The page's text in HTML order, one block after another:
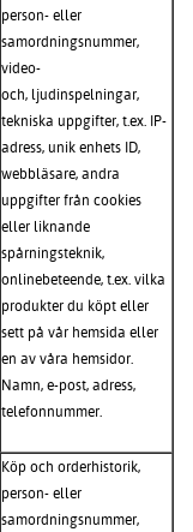
person- eller
samordningsnummer,
video-
och, ljudinspelningar,
tekniska uppgifter, t.ex. IP-
adress, unik enhets ID,
webbläsare, andra
uppgifter från cookies
eller liknande
spårningsteknik,
onlinebeteende, t.ex. vilka
produkter du köpt eller
sett på vår hemsida eller
en av våra hemsidor.
Namn, e-post, adress,
telefonnummer.
Köp och orderhistorik,
person- eller
samordningsnummer,